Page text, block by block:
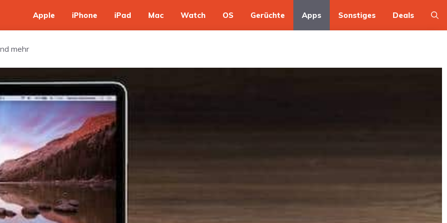
Apple iPhone iPad Mac Watch OS Gerüchte Apps Sonstiges Deals
mehr